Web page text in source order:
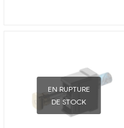
EN RUPTURE
DE STOCK